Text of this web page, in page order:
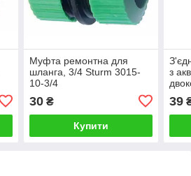
Муфта ремонтна для
шланга, 3/4 Sturm 3015-
10-3/4
30₴
Купити
з
39